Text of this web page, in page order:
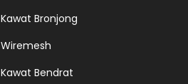
Kawat Bronjong
Wiremesh
Kawat Bendrat